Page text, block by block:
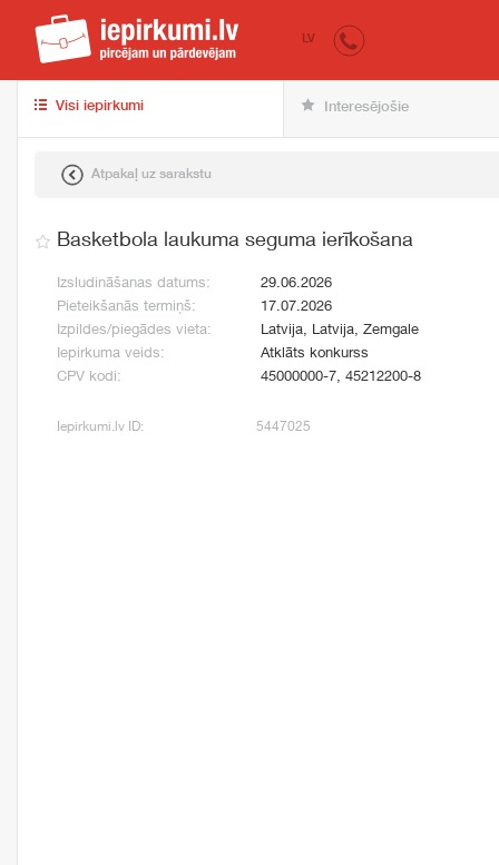
iepirkumi.lv
LV
Visi iepirkumi Interesējošie
Atpakaļ uz sarakstu
Basketbola laukuma seguma ierīkošana
Izsludināšanas datums:
29.06.2026
Pieteikšanās termiņš:
17.07.2026
Izpildes/piegādes vieta:
Latvija, Latvija, Zemgale
Iepirkuma veids:
Atklāts konkurss
CPV kodi:
45000000-7, 45212200-8
Iepirkumi.lv ID: 5447025